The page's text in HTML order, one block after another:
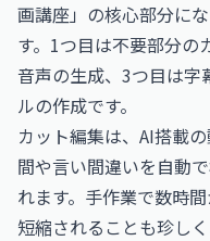
画講座」の核心部分に
す。1つ目は不要部分の
音声の生成、3つ目は字
ルの作成です。
カット編集は、AI搭載
間や言い間違いを自動
れます。手作業で数時
短縮されることも珍し